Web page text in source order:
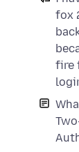
fox
fire